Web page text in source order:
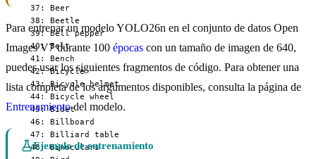
Para entrenar un modelo YOLO26n en el conjunto de datos Open
Images V7 durante 100 épocas con un tamaño de imagen de 640,
puedes usar los siguientes fragmentos de código. Para obtener una
lista completa de los argumentos disponibles, consulta la página de
Entrenamientodel modelo.
Ejemplo de entrenamiento